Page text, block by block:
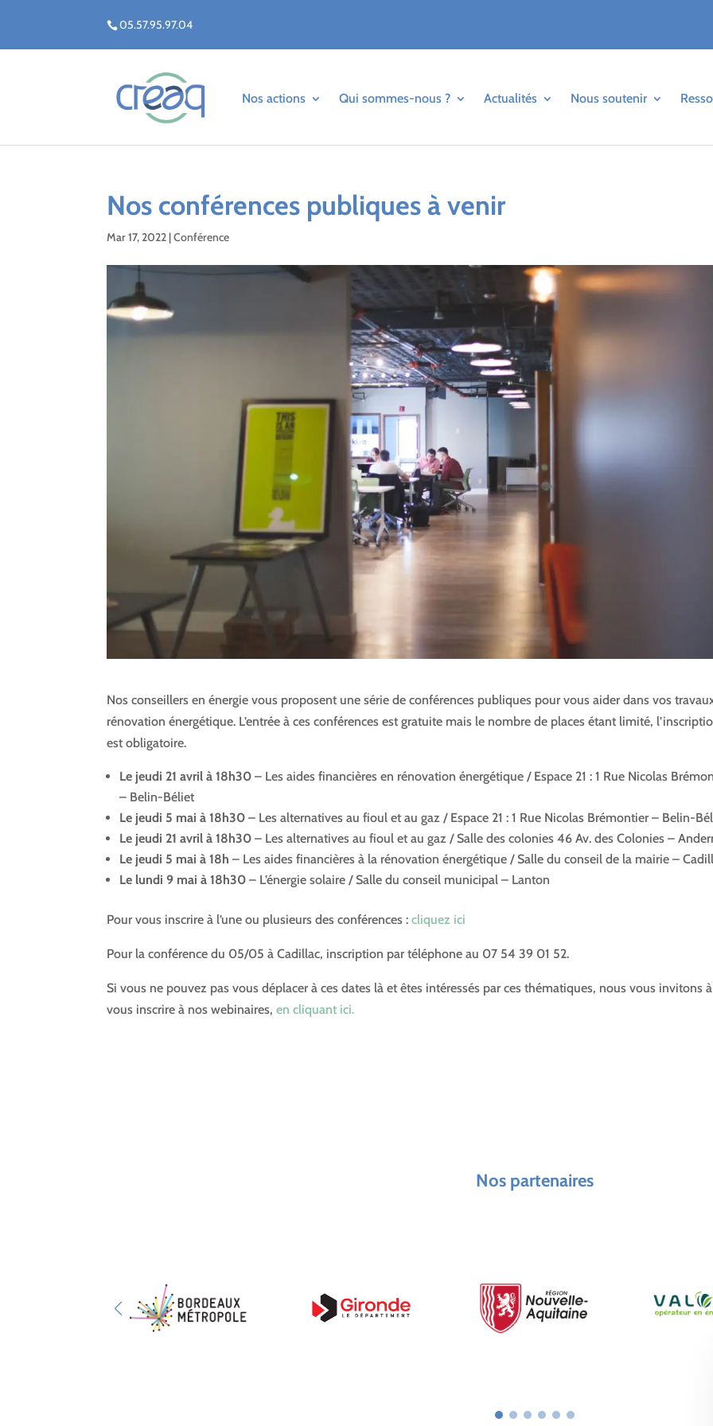
05.57.95.97.04
Nos actions Qui sommes-nous ? Actualités Nous soutenir
Nos conférences publiques à venir
Mar 17, 2022 |Conférence
Nos conseillers en énergie vous proposent une série de conférences publiques pour vous aider dans vos
rénovation énergétique. L’entrée à ces conférences est gratuite mais le nombre de places étant limité,
est obligatoire.
Le jeudi 21 avril à 18h30 – Les aides financières en rénovation énergétique / Espace 21 : 1 Rue Nicolas
– Belin-Béliet
Le jeudi 5 mai à 18h30 – Les alternatives au fioul et au gaz / Espace 21 : 1 Rue Nicolas Brémontier – Belin-
Le jeudi 21 avril à 18h30 – Les alternatives au fioul et au gaz / Salle des colonies 46 Av. des Colonies –
Le jeudi 5 mai à 18h – Les aides financières à la rénovation énergétique / Salle du conseil de la mairie –
Le lundi 9 mai à 18h30 – L’énergie solaire / Salle du conseil municipal – Lanton
Pour vous inscrire à l’une ou plusieurs des conférences :cliquez ici
Pour la conférence du 05/05 à Cadillac, inscription par téléphone au 07 54 39 01 52.
Si vous ne pouvez pas vous déplacer à ces dates là et êtes intéressés par ces thématiques, nous vous invitons à
vous inscrire à nos webinaires,en cliquant ici.
Nos partenaires